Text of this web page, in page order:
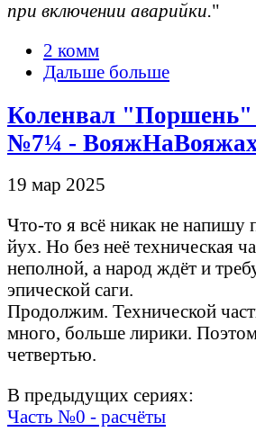
при включении аварийки."
2 комм
Дальше больше
Коленвал "Поршень"
№7¼ -
19 мар 2025
Что-то я всё никак не напишу
йух. Но без неё техническая
неполной, а народ ждёт и
эпической саги.
Продолжим. Технической
много, больше лирики.
четвертью.
В предыдущих сериях:
Часть №0 - расчёты